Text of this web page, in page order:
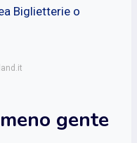
Biglietterie o
gente